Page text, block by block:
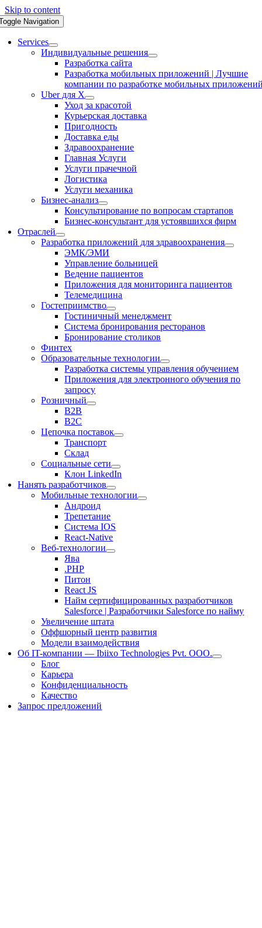
Skip to content
Navigation
Services
Индивидуальные решения
Разработка сайта
Разработка мобильных приложений | Лучшие
компании по разработке мобильных
Uber для X
Уход за красотой
Курьерская доставка
Пригодность
Доставка еды
Здравоохранение
Главная Услуги
Услуги прачечной
Логистика
Услуги механика
Бизнес-анализ
Консультирование по вопросам стартапов
Бизнес-консультант для устоявшихся фирм
Отраслей
Разработка приложений для здравоохранения
ЭМК/ЭМИ
Управление больницей
Ведение пациентов
Приложения для мониторинга пациентов
Телемедицина
Гостеприимство
Гостиничный менеджмент
Система бронирования ресторанов
Бронирование столиков
Финтех
Образовательные технологии
Разработка системы управления обучением
Приложения для электронного обучения по
запросу
Розничный
В2В
В2С
Цепочка поставок
Транспорт
Склад
Социальные сети
Клон LinkedIn
Нанять разработчиков
Мобильные технологии
Андроид
Трепетание
Система IOS
React-Native
Веб-технологии
Ява
.PHP
Питон
React JS
Найм сертифицированных разработчиков
Salesforce | Разработчики Salesforce по найму
Увеличение штата
Оффшорный центр развития
Модели взаимодействия
Об IT-компании — Ibiixo Technologies Pvt. ООО.
Блог
Карьера
Конфиденциальность
Качество
Запрос предложений